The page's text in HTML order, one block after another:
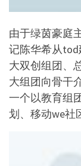
由于绿茵豪庭
记陈华希从
大双创组团、
大组团向骨干
一个以教育组
划、移动we社